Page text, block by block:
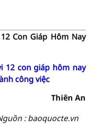
12 Con Giáp Hôm Nay
12 con giáp hôm nay
công việc
Thiên An
: baoquocte.vn